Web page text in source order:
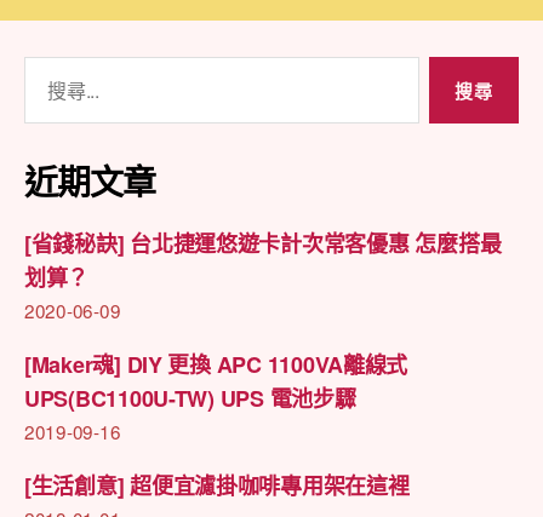
因〉
分
頁
鍵
字:
近期文章
[省錢秘訣] 台北捷運悠遊卡計次常客優惠 怎麼搭最
划算？
2020-06-09
[Maker魂] DIY 更換 APC 1100VA離線式
UPS(BC1100U-TW) UPS 電池步驟
2019-09-16
[生活創意] 超便宜濾掛咖啡專用架在這裡